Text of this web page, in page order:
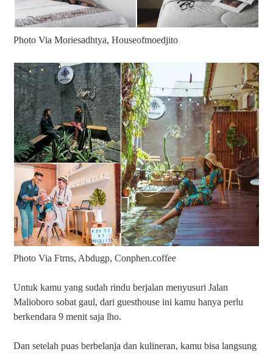
Photo Via Moriesadhtya, Houseofmoedjito
Photo Via Ftrns, Abdugp, Conphen.coffee
Untuk kamu yang sudah rindu berjalan menyusuri Jalan
Malioboro sobat gaul, dari guesthouse ini kamu hanya perlu
berkendara 9 menit saja lho.
Dan setelah puas berbelanja dan kulineran, kamu bisa langsung